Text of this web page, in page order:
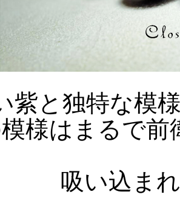
紫と独特な模
様はまるで
吸い込ま